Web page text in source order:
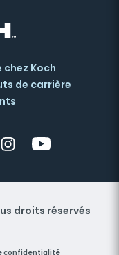
chez Koch
de carrière
droits réservés
confidentialité